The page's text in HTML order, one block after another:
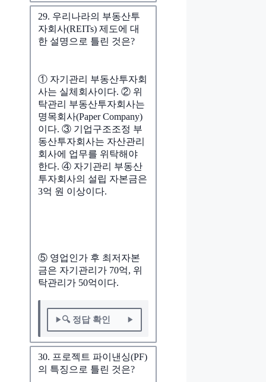
29. 우리나라의 부동산투
자회사(REITs) 제도에 대
한 설명으로 틀린 것은?
① 자기관리 부동산투자회
사는 실체회사이다. ② 위
탁관리 부동산투자회사는
명목회사(Paper Company)
이다. ③ 기업구조조정 부
동산투자회사는 자산관리
회사에 업무를 위탁해야
한다. ④ 자기관리 부동산
투자회사의 설립 자본금은
3억 원 이상이다.
⑤ 영업인가 후 최저자본
금은 자기관리가 70억, 위
탁관리가 50억이다.
🔍 정답 확인
30. 프로젝트 파이낸싱(PF)
의 특징으로 틀린 것은?